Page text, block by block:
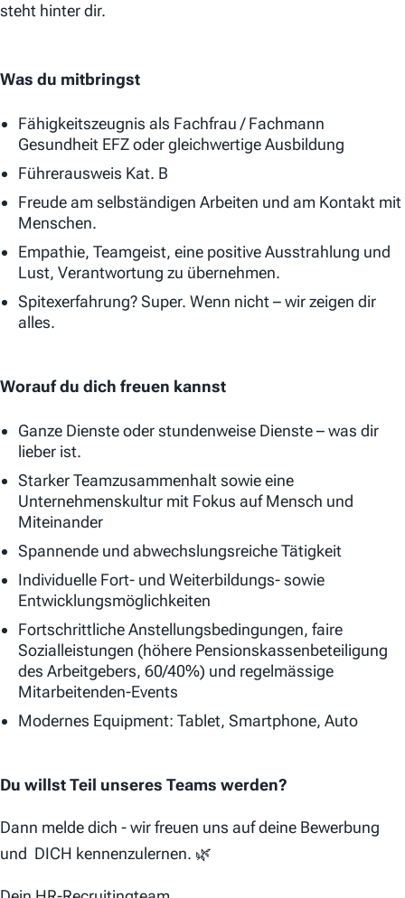
steht hinter dir.
Was du mitbringst
Fähigkeitszeugnis als Fachfrau / Fachmann
Gesundheit EFZ oder gleichwertige Ausbildung
Führerausweis Kat. B
Freude am selbständigen Arbeiten und am Kontakt mit
Menschen.
Empathie, Teamgeist, eine positive Ausstrahlung und
Lust, Verantwortung zu übernehmen.
Spitexerfahrung? Super. Wenn nicht – wir zeigen dir
alles.
Worauf du dich freuen kannst
Ganze Dienste oder stundenweise Dienste – was dir
lieber ist.
Starker Teamzusammenhalt sowie eine
Unternehmenskultur mit Fokus auf Mensch und
Miteinander
Spannende und abwechslungsreiche Tätigkeit
Individuelle Fort- und Weiterbildungs- sowie
Entwicklungsmöglichkeiten
Fortschrittliche Anstellungsbedingungen, faire
Sozialleistungen (höhere Pensionskassenbeteiligung
des Arbeitgebers, 60/40%) und regelmässige
Mitarbeitenden-Events
Modernes Equipment: Tablet, Smartphone, Auto
Du willst Teil unseres Teams werden?
Dann melde dich - wir freuen uns auf deine Bewerbung
und DICH kennenzulernen. 🌿